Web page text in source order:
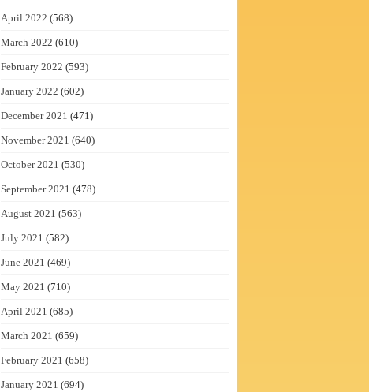
April 2022 (568)
March 2022 (610)
February 2022 (593)
January 2022 (602)
December 2021 (471)
November 2021 (640)
October 2021 (530)
September 2021 (478)
August 2021 (563)
July 2021 (582)
June 2021 (469)
May 2021 (710)
April 2021 (685)
March 2021 (659)
February 2021 (658)
January 2021 (694)